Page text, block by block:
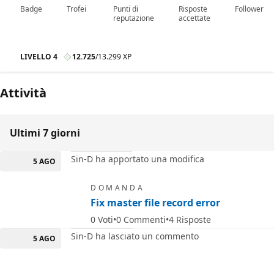
Badge Trofei
Punti di
reputazione
Risposte
accettate
Follower
LIVELLO 4 12.725/13.299 XP
Attività
Ultimi 7 giorni
5 AGO Sin-D ha apportato una modifica
DOMANDA
Fix master file record error
0 Voti 0 Commenti 4 Risposte
5 AGO Sin-D ha lasciato un commento